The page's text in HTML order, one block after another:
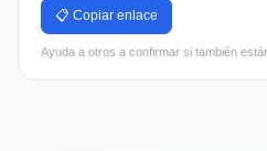
📋 Copiar enlace
Ayuda a otros a confirmar si también